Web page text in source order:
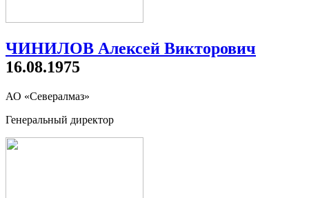
ЧИНИЛОВ Алексей Викторович
16.08.1975
АО «Севералмаз»
Генеральный директор